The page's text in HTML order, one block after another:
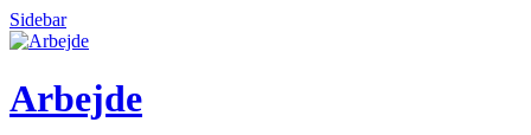
Sidebar
Arbejde